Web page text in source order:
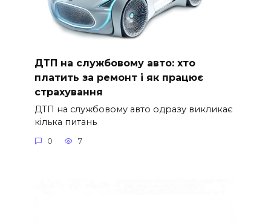
ДТП на службовому авто: хто
платить за ремонт і як працює
страхування
ДТП на службовому авто одразу викликає
кілька питань
0 7